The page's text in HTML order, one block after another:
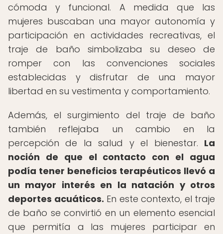
cómoda y funcional. A medida que las
mujeres buscaban una mayor autonomía y
participación en actividades recreativas, el
traje de baño simbolizaba su deseo de
romper con las convenciones sociales
establecidas y disfrutar de una mayor
libertad en su vestimenta y comportamiento.
Además, el surgimiento del traje de baño
también reflejaba un cambio en la
percepción de la salud y el bienestar. La
noción de que el contacto con el agua
podía tener beneficios terapéuticos llevó a
un mayor interés en la natación y otros
deportes acuáticos. En este contexto, el traje
de baño se convirtió en un elemento esencial
que permitía a las mujeres participar en